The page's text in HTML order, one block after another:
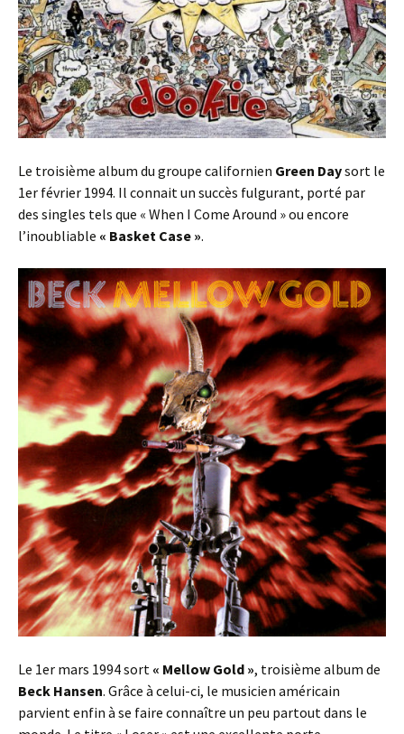
Le troisième album du groupe californien Green Daysort le
1er février 1994. Il connait un succès fulgurant, porté par
des singles tels que « When I Come Around » ou encore
l’inoubliable « Basket Case ».
Le 1er mars 1994 sort « Mellow Gold », troisième album de
Beck Hansen. Grâce à celui-ci, le musicien américain
parvient enfin à se faire connaître un peu partout dans le